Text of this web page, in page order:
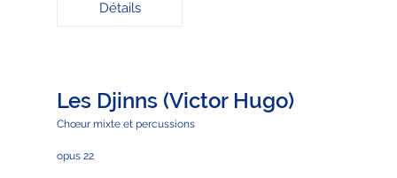
Détails
Les Djinns (Victor Hugo)
Chœur mixte et percussions
opus 22